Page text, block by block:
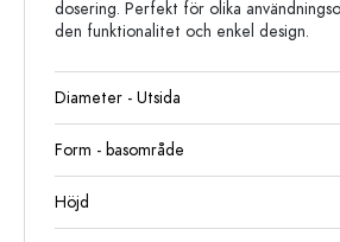
dosering. Perfekt för olika
den funktionalitet och enkel design.
Diameter - Utsida
Form - basområde
Höjd